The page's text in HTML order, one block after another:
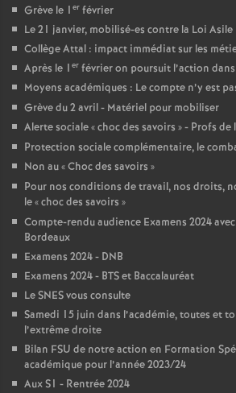
Grève le 1 er février
Le 21 janvier, mobilisé-es contre la Loi
Collège Attal : impact immédiat sur les
Après le 1 er février on poursuit l’action dans
Moyens académiques : Le compte n’y est
Grève du 2 avril - Matériel pour mobiliser
Alerte sociale «choc des savoirs » - Profs
Protection sociale complémentaire, le
Non au «Choc des savoirs »
Pour nos conditions de travail, nos droits,
le «choc des savoirs »
Compte-rendu audience Examens 2024
Bordeaux
Examens 2024 - DNB
Examens 2024 - BTS et Baccalauréat
Le SNES vous consulte
Samedi 15 juin dans l’académie, toutes et
l’extrême droite
Bilan FSU de notre action en Formation
académique pour l’année 2023/24
Aux S1 - Rentrée 2024